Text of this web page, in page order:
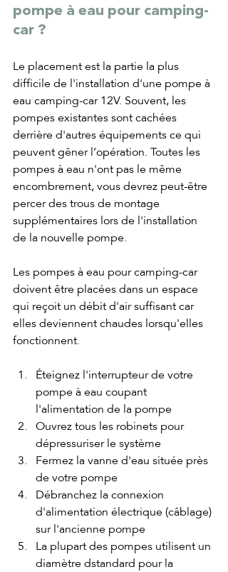
pompe à eau pour camping-
car ?
Le placement est la partie la plus
difficile de l'installation d'une pompe à
eau camping-car 12V. Souvent, les
pompes existantes sont cachées
derrière d'autres équipements ce qui
peuvent gêner l’opération. Toutes les
pompes à eau n'ont pas le même
encombrement, vous devrez peut-être
percer des trous de montage
supplémentaires lors de l'installation
de la nouvelle pompe.
Les pompes à eau pour camping-car
doivent être placées dans un espace
qui reçoit un débit d'air suffisant car
elles deviennent chaudes lorsqu'elles
fonctionnent.
Éteignez l'interrupteur de votre
pompe à eau coupant
l'alimentation de la pompe
Ouvrez tous les robinets pour
dépressuriser le système
Fermez la vanne d'eau située près
de votre pompe
Débranchez la connexion
d'alimentation électrique (câblage)
sur l'ancienne pompe
La plupart des pompes utilisent un
diamètre dstandard pour la